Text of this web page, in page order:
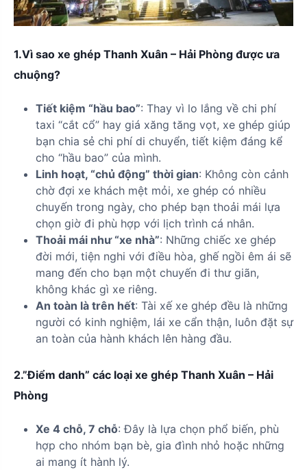
1.Vì sao xe ghép Thanh Xuân – Hải Phòng được ưa
chuộng?
Tiết kiệm “hầu bao”: Thay vì lo lắng về chi phí
taxi “cắt cổ” hay giá xăng tăng vọt, xe ghép giúp
bạn chia sẻ chi phí di chuyển, tiết kiệm đáng kể
cho “hầu bao” của mình.
Linh hoạt, “chủ động” thời gian: Không còn cảnh
chờ đợi xe khách mệt mỏi, xe ghép có nhiều
chuyến trong ngày, cho phép bạn thoải mái lựa
chọn giờ đi phù hợp với lịch trình cá nhân.
Thoải mái như “xe nhà”: Những chiếc xe ghép
đời mới, tiện nghi với điều hòa, ghế ngồi êm ái sẽ
mang đến cho bạn một chuyến đi thư giãn,
không khác gì xe riêng.
An toàn là trên hết: Tài xế xe ghép đều là những
người có kinh nghiệm, lái xe cẩn thận, luôn đặt sự
an toàn của hành khách lên hàng đầu.
2.”Điểm danh” các loại xe ghép Thanh Xuân – Hải
Phòng
Xe 4 chỗ, 7 chỗ: Đây là lựa chọn phổ biến, phù
hợp cho nhóm bạn bè, gia đình nhỏ hoặc những
ai mang ít hành lý.